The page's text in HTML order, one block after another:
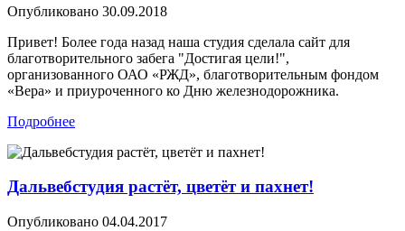
Опубликовано 30.09.2018
Привет! Более года назад наша студия сделала сайт для
благотворительного забега "Достигая цели!",
организованного ОАО «РЖД», благотворительным фондом
«Вера» и приуроченного ко Дню железнодорожника.
Подробнее
Дальвебстудия растёт, цветёт и пахнет!
Опубликовано 04.04.2017